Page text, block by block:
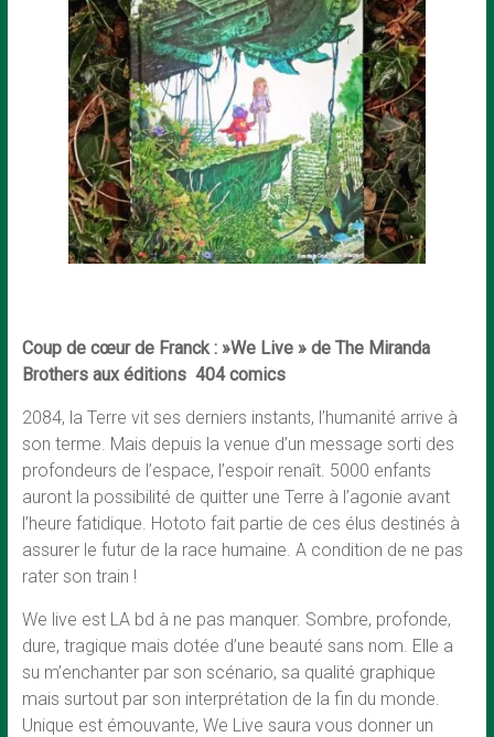
Coup de cœur de Franck : »We Live » de The Miranda
Brothers aux éditions 404 comics
2084, la Terre vit ses derniers instants, l’humanité arrive à
son terme. Mais depuis la venue d’un message sorti des
profondeurs de l’espace, l’espoir renaît. 5000 enfants
auront la possibilité de quitter une Terre à l’agonie avant
l’heure fatidique. Hototo fait partie de ces élus destinés à
assurer le futur de la race humaine. A condition de ne pas
rater son train !
We live est LA bd à ne pas manquer. Sombre, profonde,
dure, tragique mais dotée d’une beauté sans nom. Elle a
su m’enchanter par son scénario, sa qualité graphique
mais surtout par son interprétation de la fin du monde.
Unique est émouvante, We Live saura vous donner un